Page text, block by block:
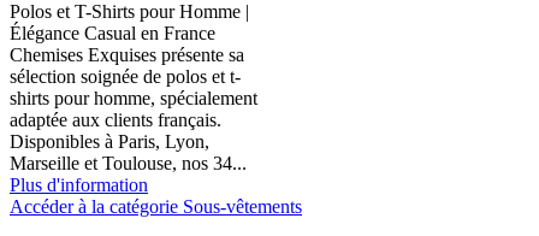
Polos et T-Shirts pour Homme |
Élégance Casual en France
Chemises Exquises présente sa
sélection soignée de polos et t-
shirts pour homme, spécialement
adaptée aux clients français.
Disponibles à Paris, Lyon,
Marseille et Toulouse, nos 34...
Plus d'information
Accéder à la catégorie Sous-vêtements